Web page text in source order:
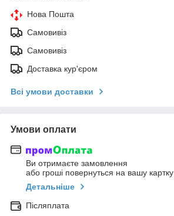
Нова Пошта
Самовивіз
Самовивіз
Доставка кур'єром
Всі умови доставки
Умови оплати
Ви отримаєте замовлення
або гроші повернуться на вашу картку
Детальніше
Післяплата